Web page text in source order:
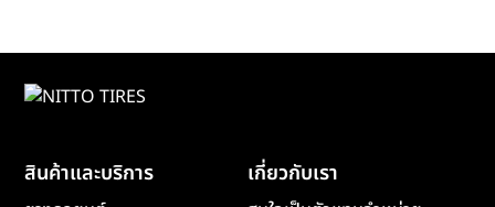
สินค้าและบริการ เกี่ยวกับเรา